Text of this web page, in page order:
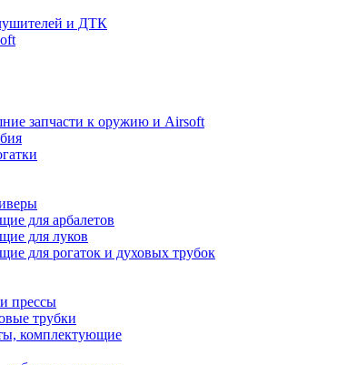
и ДТК
запчасти к оружию и Airsoft
для арбалетов
для луков
для рогаток и духовых трубок
прессы
трубки
комплектующие